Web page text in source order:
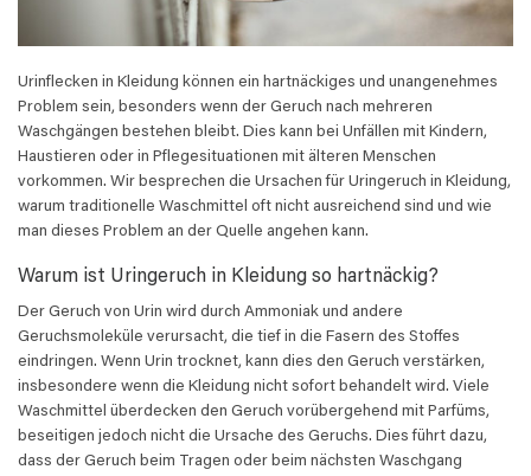
Urinflecken in Kleidung können ein hartnäckiges und unangenehmes
Problem sein, besonders wenn der Geruch nach mehreren
Waschgängen bestehen bleibt. Dies kann bei Unfällen mit Kindern,
Haustieren oder in Pflegesituationen mit älteren Menschen
vorkommen. Wir besprechen die Ursachen für Uringeruch in Kleidung,
warum traditionelle Waschmittel oft nicht ausreichend sind und wie
man dieses Problem an der Quelle angehen kann.
Warum ist Uringeruch in Kleidung so hartnäckig?
Der Geruch von Urin wird durch Ammoniak und andere
Geruchsmoleküle verursacht, die tief in die Fasern des Stoffes
eindringen. Wenn Urin trocknet, kann dies den Geruch verstärken,
insbesondere wenn die Kleidung nicht sofort behandelt wird. Viele
Waschmittel überdecken den Geruch vorübergehend mit Parfüms,
beseitigen jedoch nicht die Ursache des Geruchs. Dies führt dazu,
dass der Geruch beim Tragen oder beim nächsten Waschgang